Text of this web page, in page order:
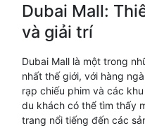
Dubai Mall:
và giải trí
Dubai Mall là một trong
nhất thế giới, với hàng
rạp chiếu phim và các
du khách có thể tìm thấy
trang nổi tiếng đến các